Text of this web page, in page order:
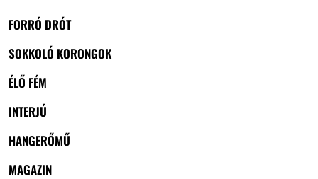
FORRÓ DRÓT
SOKKOLÓ KORONGOK
ÉLŐ FÉM
INTERJÚ
HANGERŐMŰ
MAGAZIN